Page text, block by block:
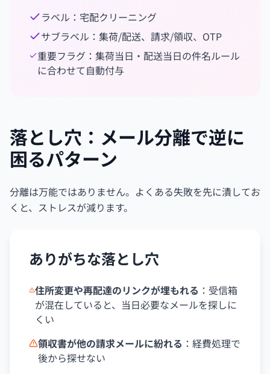
ラベル：宅配クリーニング
サブラベル：集荷/配送、請求/領収、OTP
重要フラグ：集荷当日・配送当日の件名ルール
に合わせて自動付与
落とし穴：メール分離で逆に
困るパターン
分離は万能ではありません。よくある失敗を先に潰してお
くと、ストレスが減ります。
ありがちな落とし穴
住所変更や再配達のリンクが埋もれる ：受信箱
が混在していると、当日必要なメールを探しに
くい
領収書が他の請求メールに紛れる ：経費処理で
後から探せない